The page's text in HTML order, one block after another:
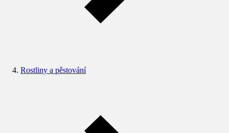
Rostliny a pěstování